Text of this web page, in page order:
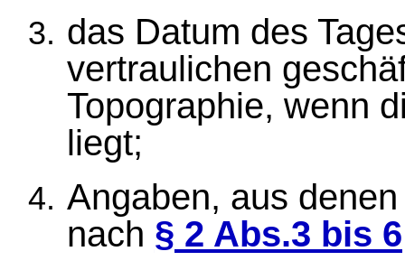
das Datum des
vertraulichen
Topographie, wenn
liegt;
Angaben, aus
nach § 2 Abs.3 bis 6